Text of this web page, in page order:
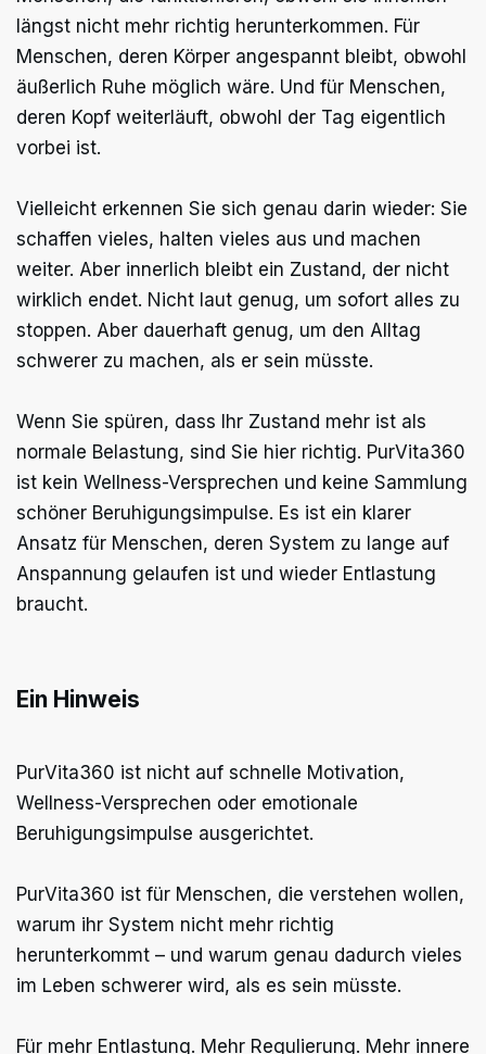
längst nicht mehr richtig herunterkommen. Für
Menschen, deren Körper angespannt bleibt, obwohl
äußerlich Ruhe möglich wäre. Und für Menschen,
deren Kopf weiterläuft, obwohl der Tag eigentlich
vorbei ist.
Vielleicht erkennen Sie sich genau darin wieder: Sie
schaffen vieles, halten vieles aus und machen
weiter. Aber innerlich bleibt ein Zustand, der nicht
wirklich endet. Nicht laut genug, um sofort alles zu
stoppen. Aber dauerhaft genug, um den Alltag
schwerer zu machen, als er sein müsste.
Wenn Sie spüren, dass Ihr Zustand mehr ist als
normale Belastung, sind Sie hier richtig. PurVita360
ist kein Wellness-Versprechen und keine Sammlung
schöner Beruhigungsimpulse. Es ist ein klarer
Ansatz für Menschen, deren System zu lange auf
Anspannung gelaufen ist und wieder Entlastung
braucht.
Ein Hinweis
PurVita360 ist nicht auf schnelle Motivation,
Wellness-Versprechen oder emotionale
Beruhigungsimpulse ausgerichtet.
PurVita360 ist für Menschen, die verstehen wollen,
warum ihr System nicht mehr richtig
herunterkommt – und warum genau dadurch vieles
im Leben schwerer wird, als es sein müsste.
Für mehr Entlastung. Mehr Regulierung. Mehr innere